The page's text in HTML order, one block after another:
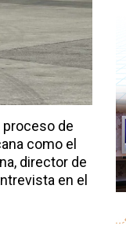
proceso de
como el
director de
en el